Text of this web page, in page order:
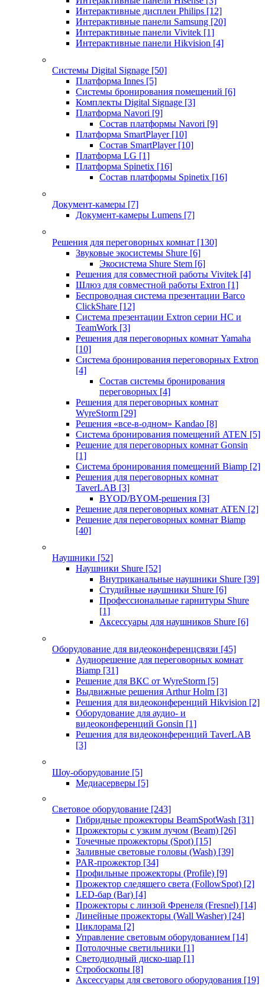
Интерактивные дисплеи Philips [12]
Интерактивные панели Samsung [20]
Интерактивные панели Vivitek [1]
Интерактивные панели Hikvision [4]
Системы Digital Signage [50]
Платформа Innes [5]
Системы бронирования помещений [6]
Комплекты Digital Signage [3]
Платформа Navori [9]
Состав платформы Navori [9]
Платформа SmartPlayer [10]
Состав SmartPlayer [10]
Платформа LG [1]
Платформа Spinetix [16]
Состав платформы Spinetix [16]
Документ-камеры [7]
Документ-камеры Lumens [7]
Решения для переговорных комнат [130]
Звуковые экосистемы Shure [6]
Экосистема Shure Stem [6]
Решения для совместной работы Vivitek [4]
Шлюз для совместной работы Extron [1]
Беспроводная система презентации Barco
ClickShare [12]
Система презентации Extron серии HC и
TeamWork [3]
Решения для переговорных комнат Yamaha
[10]
Система бронирования переговорных Extron
[4]
Состав системы бронирования
переговорных [4]
Решения для переговорных комнат
WyreStorm [29]
Решения «все-в-одном» Kandao [8]
Система бронирования помещений ATEN [5]
Решение для переговорных комнат Gonsin
[1]
Система бронирования помещений Biamp [2]
Решения для переговорных комнат
TaverLAB [3]
BYOD/BYOM-решения [3]
Решение для переговорных комнат ATEN [2]
Решение для переговорных комнат Biamp
[40]
Наушники [52]
Наушники Shure [52]
Внутриканальные наушники Shure [39]
Студийные наушники Shure [6]
Профессиональные гарнитуры Shure
[1]
Аксессуары для наушников Shure [6]
Оборудование для видеоконференцсвязи [45]
Аудиорешение для переговорных комнат
Biamp [31]
Решение для ВКС от WyreStorm [5]
Выдвижные решения Arthur Holm [3]
Решения для видеоконференций Hikvision [2]
Оборудование для аудио- и
видеоконференций Gonsin [1]
Решения для видеоконференций TaverLAB
[3]
Шоу-оборудование [5]
Медиасерверы [5]
Световое оборудование [243]
Гибридные прожекторы BeamSpotWash [31]
Прожекторы с узким лучом (Beam) [26]
Точечные прожекторы (Spot) [15]
Заливные световые головы (Wash) [39]
PAR-прожектор [34]
Профильные прожекторы (Profile) [9]
Прожектор следящего света (FollowSpot) [2]
LED-бар (Bar) [4]
Прожекторы с линзой Френеля (Fresnel) [14]
Линейные прожекторы (Wall Washer) [24]
Циклорама [2]
Управление световым оборудованием [14]
Потолочные светильники [1]
Светодиодный диско-шар [1]
Стробоскопы [8]
Аксессуары для светового оборудования [19]